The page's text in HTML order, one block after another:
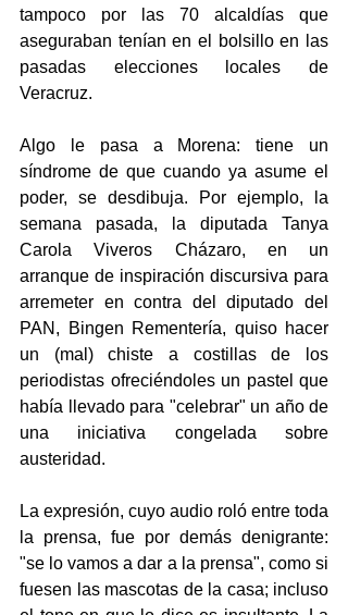
tampoco por las 70 alcaldías que
aseguraban tenían en el bolsillo en las
pasadas elecciones locales de
Veracruz.
Algo le pasa a Morena: tiene un
síndrome de que cuando ya asume el
poder, se desdibuja. Por ejemplo, la
semana pasada, la diputada Tanya
Carola Viveros Cházaro, en un
arranque de inspiración discursiva para
arremeter en contra del diputado del
PAN, Bingen Rementería, quiso hacer
un (mal) chiste a costillas de los
periodistas ofreciéndoles un pastel que
había llevado para "celebrar" un año de
una iniciativa congelada sobre
austeridad.
La expresión, cuyo audio roló entre toda
la prensa, fue por demás denigrante:
"se lo vamos a dar a la prensa", como si
fuesen las mascotas de la casa; incluso